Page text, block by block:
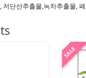
저단선추출물,녹차추출물,